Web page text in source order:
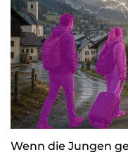
Wenn die Jungen